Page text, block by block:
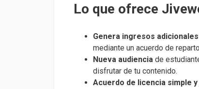
Lo que ofrece
Genera ingresos adicionales
mediante un acuerdo de
Nueva audiencia de
disfrutar de tu contenido.
Acuerdo de licencia simple